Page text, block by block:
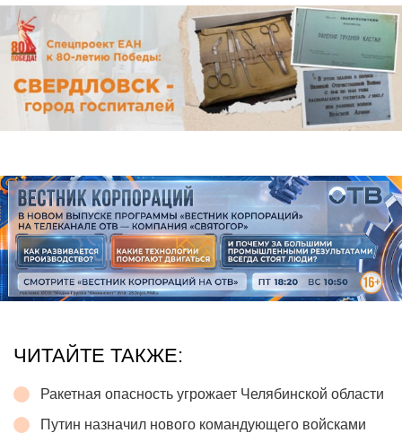
ЧИТАЙТЕ ТАКЖЕ:
Ракетная опасность угрожает Челябинской области
Путин назначил нового командующего войсками